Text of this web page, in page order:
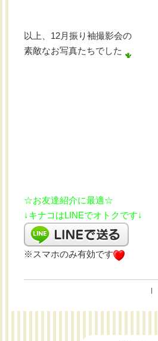
以上、12月振り袖撮影会の
素敵なお写真たちでした
☆お友達紹介に最適☆
↓キナコはLINEでオトクです↓
※スマホのみ有効です